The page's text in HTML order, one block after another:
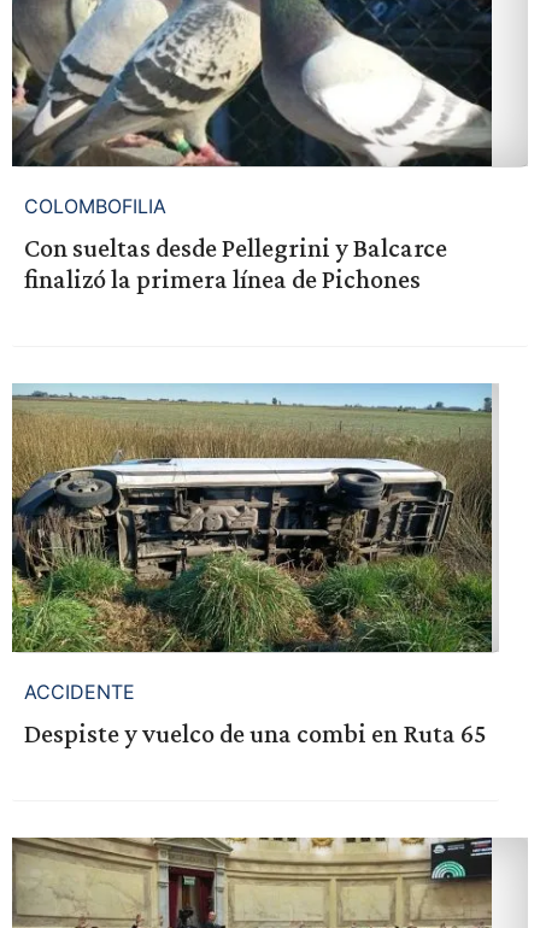
COLOMBOFILIA
Con sueltas desde Pellegrini y Balcarce
finalizó la primera línea de Pichones
ACCIDENTE
Despiste y vuelco de una combi en Ruta 65